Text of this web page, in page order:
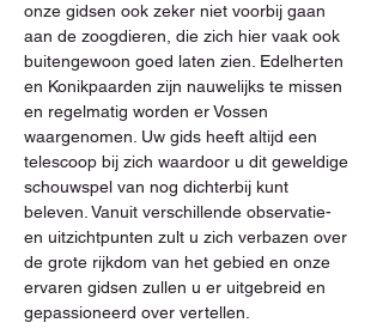
onze gidsen ook zeker niet voorbij gaan
aan de zoogdieren, die zich hier vaak ook
buitengewoon goed laten zien. Edelherten
en Konikpaarden zijn nauwelijks te missen
en regelmatig worden er Vossen
waargenomen. Uw gids heeft altijd een
telescoop bij zich waardoor u dit geweldige
schouwspel van nog dichterbij kunt
beleven. Vanuit verschillende observatie-
en uitzichtpunten zult u zich verbazen over
de grote rijkdom van het gebied en onze
ervaren gidsen zullen u er uitgebreid en
gepassioneerd over vertellen.